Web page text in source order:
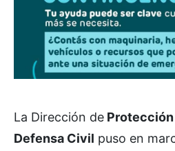
La Dirección de Protección
Defensa Civil puso en